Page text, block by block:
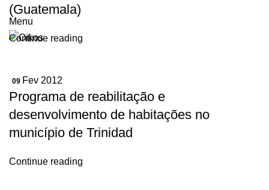
Menu
(Guatemala)
Continue reading
09 Fev 2012
Programa de reabilitação e
desenvolvimento de habitações no
município de Trinidad
Continue reading